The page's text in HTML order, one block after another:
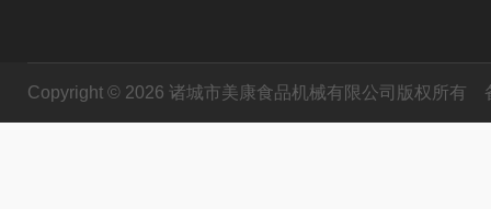
Copyright © 2026 诸城市美康食品机械有限公司版权所有